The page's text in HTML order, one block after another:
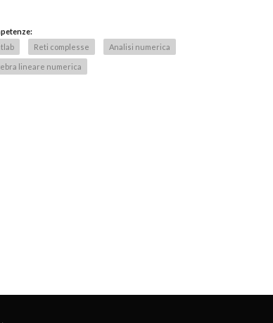
Reti complesse Analisi numerica
lineare numerica